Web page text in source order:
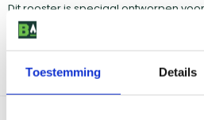
Toestemming Details
Dit rooster is speciaal ontworpen
andere delicate ingrediënten. Het is
roestvrij staal, waardoor het niet
gemakkelijk schoon te maken is. De
barbecues van Outdoorchef bieden